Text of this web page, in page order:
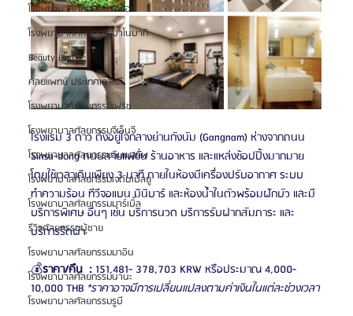
โรงพยาบาลศัลยกรรมเอท็อป
โรงพยาบาลศัลยกรรมบาโนบากิ
Beauty Blog
ศัลยแพทย์ ประเทศเกาหลี
โรงพยาบาลศัลยกรรมเฟรช
โรงพยาบาลศัลยกรรมจีเอ็นจี
โรงพยาบาลศัลยกรรมอิมเมจอัพ
โรงพยาบาลศัลยกรรมเจดับเบิลยู
โรงพยาบาลศัลยกรรมมาร์เบิ้ล
รีวิวศัลยกรรมผู้ชาย
โรงพยาบาลศัลยกรรมมาอิน
โรงพยาบาลศัลยกรรมนานะ
โรงพยาบาลศัลยกรรมรูบี
โรงแรม 3 ดาว ตั้งอยู่ใจกลางย่านกังนัม (Gangnam) ห่างจากถนน
Sinsa-dong ถนนสายแฟชั่น ร้านอาหาร และแหล่งช้อปปิ้งมากมาย
โดยใช้เวลาเดินเพียง 3 นาที ภายในห้องมีเครื่องปรับอากาศ ระบบ
ทำความร้อน ทีวีจอแบน มินิบาร์​ และห้องน้ำในตัวพร้อมฝักบัว และมี
บริการพิเศษ อื่นๆ เช่น บริการนวด บริการรับฝากสัมภาระ และ
บริการรีดผ้า
💰ราคา/คืน : 151,481- 378,703 KRW หรือประมาณ 4,000-
10,000 THB *ราคาอาจมีการเปลี่ยนแปลงตามค่าเงินในแต่ละช่วงเวลา